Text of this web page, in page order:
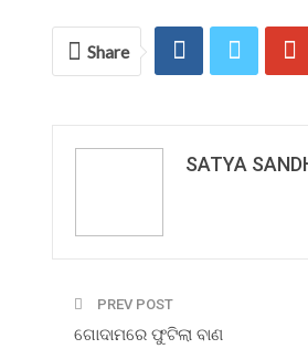
Share
SATYA
PREV POST
ଗୋଦାମରେ ଫୁଟିଲା ବାଣ